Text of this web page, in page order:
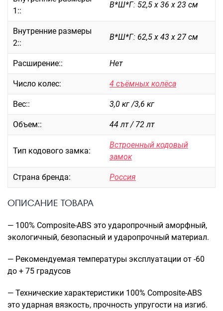
Чемоданы детские
Пилоты на колесах
Рюкзаки детские для детских
Бьюти-кейсы
Саквояжи
Распродажа
Сумки колесные
Сумки спортивные
Сумки деловые
Сумки поясные
Сумки пляжные
Сумки для ноутбуков
Сумки-тележки хозяйственные
Сумки детские
Рюкзаки
Рюкзаки городские
Рюкзаки подростковые
Ранцы школьные
1::
В*Ш*Г: 52,5 х 36 х 23 см
Внутренние размеры
2::
В*Ш*Г: 62,5 х 43 х 27 см
Расширение:: Нет
Число колес: 4 съёмных колёса
Вес:: 3,0 кг /3,6 кг
Объем:: 44 лт / 72 лт
Тип кодового замка:
Встроенный кодовый
замок
Страна бренда: Россия
ОПИСАНИЕ ТОВАРА
— 100% Composite-ABS это ударопрочный аморфный,
экологичный, безопасный и ударопрочный материал.
— Рекомендуемая температуры эксплуатации от -60
до + 75 градусов
— Технические характеристики 100% Composite-ABS
это ударная вязкость, прочность упругости на изгиб.